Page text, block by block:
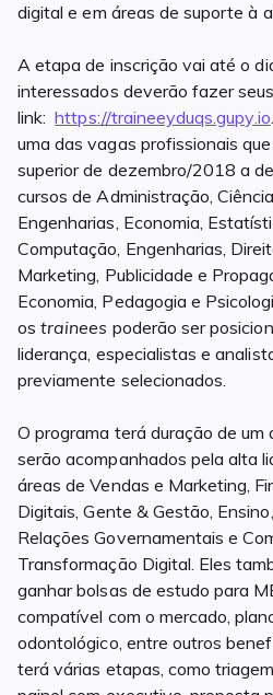
digital e em áreas de suporte à
A etapa de inscrição vai até o
interessados deverão fazer
link:https://traineeyduqs.gupy.io
uma das vagas profissionais
superior de dezembro/2018 a
cursos de Administração,
Engenharias, Economia,
Computação, Engenharias,
Marketing, Publicidade e
Economia, Pedagogia e
ostrainees poderão ser
liderança, especialistas e
previamente selecionados.
O programa terá duração de um
serão acompanhados pela alta
áreas de Vendas e Marketing,
Digitais, Gente & Gestão,
Relações Governamentais e
Transformação Digital. Eles
ganhar bolsas de estudo para
compatível com o mercado,
odontológico, entre outros
terá várias etapas, como